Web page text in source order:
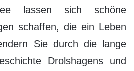
lassen sich schöne
schaffen, die ein Leben
Sie durch die lange
Drolshagens und